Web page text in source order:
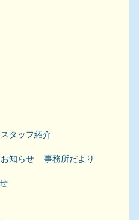
スタッフ紹介
お知らせ 事務所だより